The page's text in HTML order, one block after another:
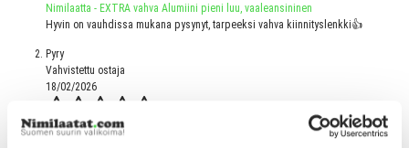
Nimilaatta - EXTRA vahva Alumiini pieni luu, vaaleansininen
Hyvin on vauhdissa mukana pysynyt, tarpeeksi vahva kiinnityslenkki👍
Pyry
Vahvistettu ostaja
18/02/2026